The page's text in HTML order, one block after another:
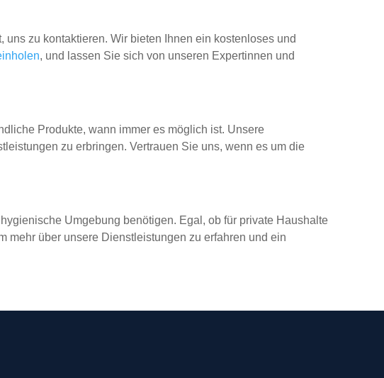
zu kontaktieren. Wir bieten Ihnen ein kostenloses und
, und lassen Sie sich von unseren Expertinnen und
Produkte, wann immer es möglich ist. Unsere
zu erbringen. Vertrauen Sie uns, wenn es um die
Umgebung benötigen. Egal, ob für private Haushalte
mehr über unsere Dienstleistungen zu erfahren und ein